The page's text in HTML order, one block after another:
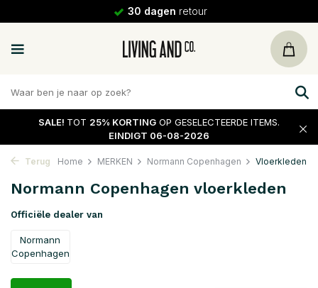
30 dagen retour
SALE! TOT 25% KORTING OP GESELECTEERDE ITEMS.
EINDIGT 06-08-2026
Terug Home MERKEN Normann Copenhagen Vloerkleden
Normann Copenhagen vloerkleden
Officiële dealer van
Normann
Copenhagen